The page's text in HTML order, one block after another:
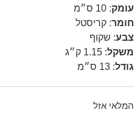
עומק: 10 ס״מ
חומר: קריסטל
צבע: שקוף
משקל: 1.15 ק״ג
גודל: 13 ס״מ
המלאי אזל